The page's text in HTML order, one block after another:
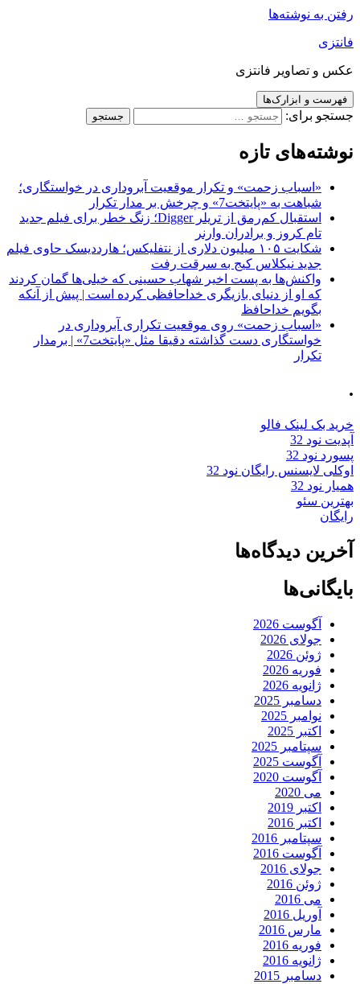
رفتن به نوشته‌ها
فانتزی
عکس و تصاویر فانتزی
فهرست و ابزارک‌ها
جستجو برای:
نوشته‌های تازه
«اسباب زحمت» و تکرار موقعیت آبروداری در خواستگاری؛
شباهت به «پایتخت7» و چرخش بر مدار تکرار
استقبال کم‌رمق از تریلر Digger؛ زنگ خطر برای فیلم جدید
تام کروز و برادران وارنر
شکایت ۱۰۵ میلیون دلاری از نتفلیکس؛ هارددیسک حاوی فیلم
جدید نیکلاس کیج به سرقت رفت
واکنش‌ها به پست اخیر شهاب حسینی که خیلی‌ها گمان کردند
که او از دنیای بازیگری خداحافظی کرده است | پیش از آنکه
بگویم خداحافظ
«اسباب زحمت» روی موقعیت تکراری آبروداری در
خواستگاری دست گذاشته دقیقا مثل «پایتخت7» | برمدار
تکرار
.
خرید بک لینک فالو
آپدیت نود 32
پسورد نود 32
اوکلی لایسنس رایگان نود 32
همیار نود 32
بهترین سئو
رایگان
آخرین دیدگاه‌ها
بایگانی‌ها
آگوست 2026
جولای 2026
ژوئن 2026
فوریه 2026
ژانویه 2026
دسامبر 2025
نوامبر 2025
اکتبر 2025
سپتامبر 2025
آگوست 2025
آگوست 2020
می 2020
اکتبر 2019
اکتبر 2016
سپتامبر 2016
آگوست 2016
جولای 2016
ژوئن 2016
می 2016
آوریل 2016
مارس 2016
فوریه 2016
ژانویه 2016
دسامبر 2015